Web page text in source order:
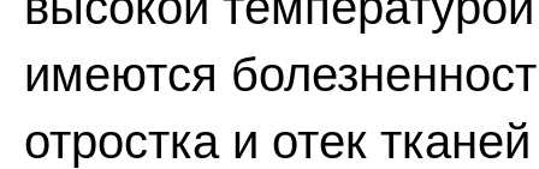
имеются
отростка и отек